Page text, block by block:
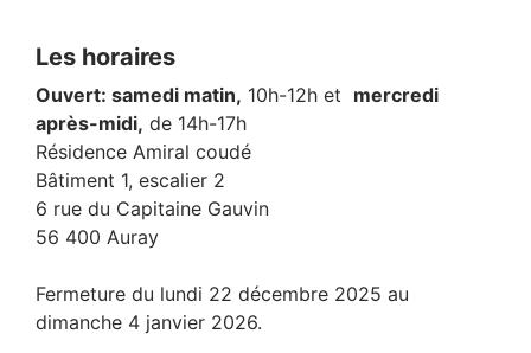
Les horaires
Ouvert: samedi matin, 10h-12h et mercredi
après-midi, de 14h-17h
Résidence Amiral coudé
Bâtiment 1, escalier 2
6 rue du Capitaine Gauvin
56 400 Auray
Fermeture du lundi 22 décembre 2025 au
dimanche 4 janvier 2026.